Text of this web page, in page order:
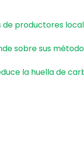
productores
sobre sus
la huella de